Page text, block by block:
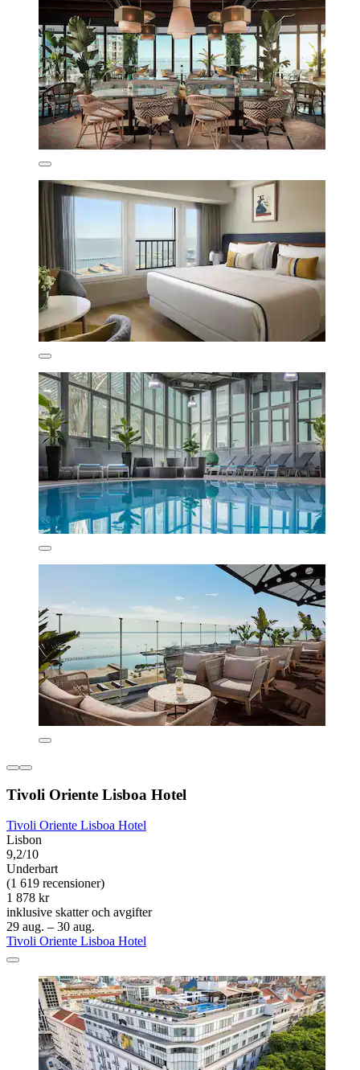
Tivoli Oriente Lisboa Hotel
Tivoli Oriente Lisboa Hotel
Lisbon
9,2/10
Underbart
(1 619 recensioner)
1 878 kr
inklusive skatter och avgifter
29 aug. – 30 aug.
Tivoli Oriente Lisboa Hotel